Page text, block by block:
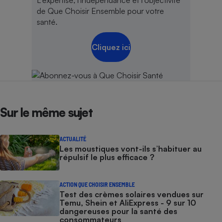
de Que Choisir Ensemble pour votre
santé.
Cliquez ici
Sur le même sujet
ACTUALITÉ
Les moustiques vont-ils s’habituer au
répulsif le plus efficace ?
ACTION QUE CHOISIR ENSEMBLE
Test des crèmes solaires vendues sur
Temu, Shein et AliExpress - 9 sur 10
dangereuses pour la santé des
consommateurs